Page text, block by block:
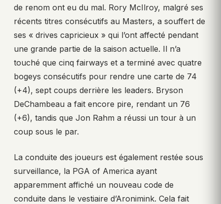
de renom ont eu du mal. Rory McIlroy, malgré ses
récents titres consécutifs au Masters, a souffert de
ses « drives capricieux » qui l’ont affecté pendant
une grande partie de la saison actuelle. Il n’a
touché que cinq fairways et a terminé avec quatre
bogeys consécutifs pour rendre une carte de 74
(+4), sept coups derrière les leaders. Bryson
DeChambeau a fait encore pire, rendant un 76
(+6), tandis que Jon Rahm a réussi un tour à un
coup sous le par.
La conduite des joueurs est également restée sous
surveillance, la PGA of America ayant
apparemment affiché un nouveau code de
conduite dans le vestiaire d’Aronimink. Cela fait